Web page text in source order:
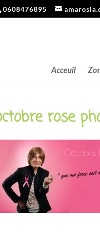
0608476895
Acceuil
rose